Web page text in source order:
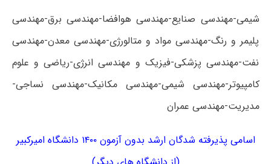
شیمی-مهندسی صنایع-مهندسی هوافضا-مهندسی برق-مهندسی
پلیمر و رنگ-مهندسی مواد و متالورژی-مهندسی معدن-مهندسی
نفت-مهندسی پزشکی-فیزیک و مهندسی انرژی-ریاضی و علوم
کامپیوتر-مهندسی شیمی-مهندسی مکانیک-مهندسی نساجی-
مدیریت-مهندسی عمران
اسامی پذیرفته شدگان ارشد بدون آزمون ۱۴۰۰ دانشگاه امیرکبیر